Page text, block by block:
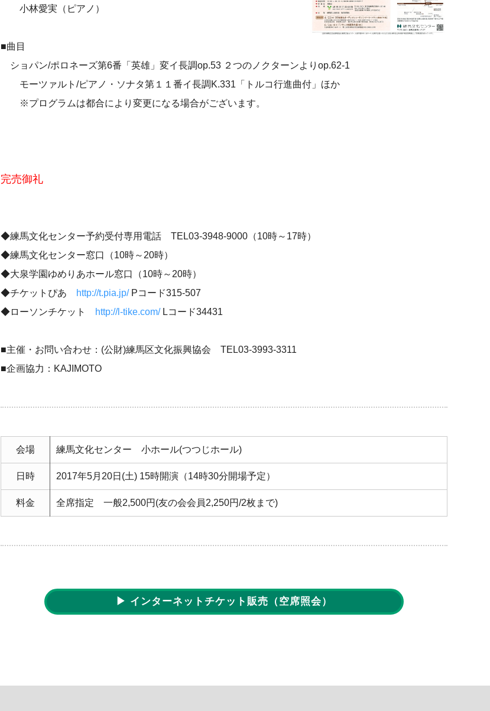
小林愛実（ピアノ）
■曲目
ショパン/ポロネーズ第6番「英雄」変イ長調op.53 ２つのノクターンよりop.62-1
モーツァルト/ピアノ・ソナタ第１１番イ長調K.331「トルコ行進曲付」ほか
※プログラムは都合により変更になる場合がございます。
完売御礼
◆練馬文化センター予約受付専用電話 TEL03-3948-9000（10時～17時）
◆練馬文化センター窓口（10時～20時）
◆大泉学園ゆめりあホール窓口（10時～20時）
◆チケットぴあ
http://t.pia.jp/Pコード315-507
◆ローソンチケット
http://l-tike.com/Lコード34431
■主催・お問い合わせ：(公財)練馬区文化振興協会 TEL03-3993-3311
■企画協力：KAJIMOTO
会場 練馬文化センター 小ホール(つつじホール)
日時 2017年5月20日(土) 15時開演（14時30分開場予定）
料金 全席指定 一般2,500円(友の会会員2,250円/2枚まで)
▶ インターネットチケット販売 （空席照会）